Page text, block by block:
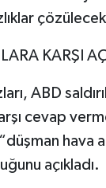
KARŞI
ABD
cevap
hava
açıkladı.